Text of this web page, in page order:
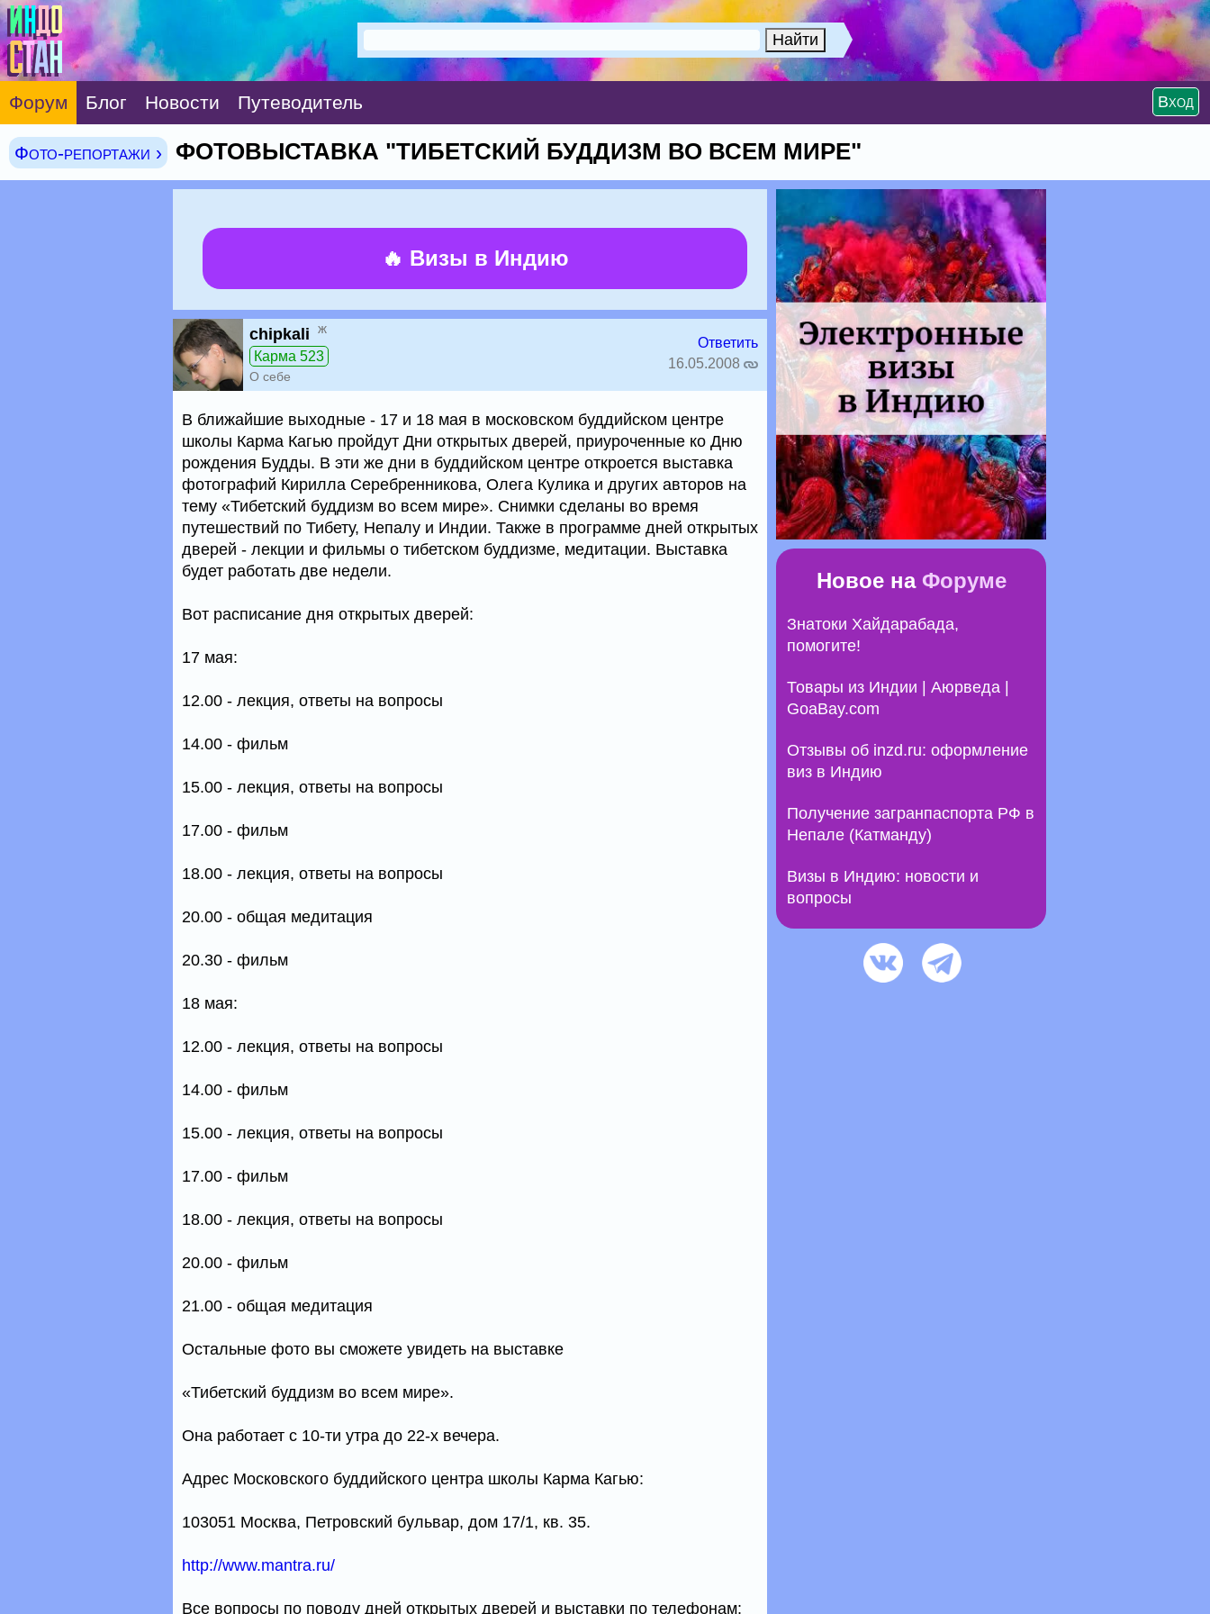
Форум Блог Новости Путеводитель Вход
Фото-репортажи › ФОТОВЫСТАВКА "ТИБЕТСКИЙ БУДДИЗМ ВО ВСЕМ МИРЕ"
🔥 Визы в Индию
chipkali ж
Карма 523
О себе
Ответить
16.05.2008
В ближайшие выходные - 17 и 18 мая в московском буддийском центре
школы Карма Кагью пройдут Дни открытых дверей, приуроченные ко Дню
рождения Будды. В эти же дни в буддийском центре откроется выставка
фотографий Кирилла Серебренникова, Олега Кулика и других авторов на
тему «Тибетский буддизм во всем мире». Снимки сделаны во время
путешествий по Тибету, Непалу и Индии. Также в программе дней открытых
дверей - лекции и фильмы о тибетском буддизме, медитации. Выставка
будет работать две недели.
Вот расписание дня открытых дверей:
17 мая:
12.00 - лекция, ответы на вопросы
14.00 - фильм
15.00 - лекция, ответы на вопросы
17.00 - фильм
18.00 - лекция, ответы на вопросы
20.00 - общая медитация
20.30 - фильм
18 мая:
12.00 - лекция, ответы на вопросы
14.00 - фильм
15.00 - лекция, ответы на вопросы
17.00 - фильм
18.00 - лекция, ответы на вопросы
20.00 - фильм
21.00 - общая медитация
Остальные фото вы сможете увидеть на выставке
«Тибетский буддизм во всем мире».
Она работает с 10-ти утра до 22-х вечера.
Адрес Московского буддийского центра школы Карма Кагью:
103051 Москва, Петровский бульвар, дом 17/1, кв. 35.
http://www.mantra.ru/
Все вопросы по поводу дней открытых дверей и выставки по телефонам:
Новое на Форуме
Знатоки Хайдарабада,
помогите!
Товары из Индии | Аюрведа |
GoaBay.com
Отзывы об inzd.ru: оформление
виз в Индию
Получение загранпаспорта РФ в
Непале (Катманду)
Визы в Индию: новости и
вопросы